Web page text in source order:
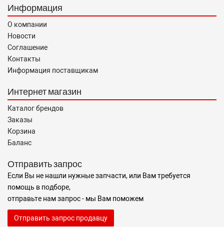
Информация
О компании
Новости
Соглашение
Контакты
Информация поставщикам
Интернет магазин
Каталог брендов
Заказы
Корзина
Баланс
Отправить запрос
Если Вы не нашли нужные запчасти, или Вам требуется
помощь в подборе,
отправьте нам запрос - мы Вам поможем
Отправить запрос продавцу